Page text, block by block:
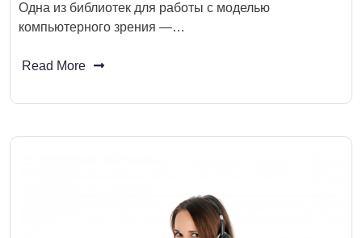
Одна из библиотек для работы с моделью
компьютерного зрения —…
Read More